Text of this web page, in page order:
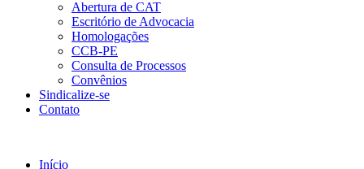
Abertura de CAT
Escritório de Advocacia
Homologações
CCB-PE
Consulta de Processos
Convênios
Sindicalize-se
Contato
Início